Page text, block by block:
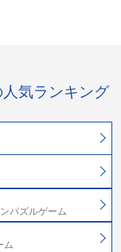
人気ランキング
パズルゲーム
ム